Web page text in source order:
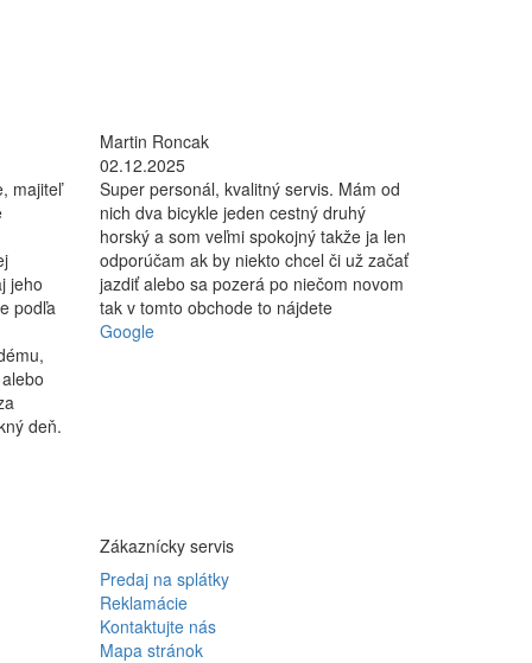
majiteľ
jeho
podľa
deň.
Martin Roncak
02.12.2025
Super personál, kvalitný servis. Mám od
nich dva bicykle jeden cestný druhý
horský a som veľmi spokojný takže ja len
odporúčam ak by niekto chcel či už začať
jazdiť alebo sa pozerá po niečom novom
tak v tomto obchode to nájdete
Google
Zákaznícky servis
Predaj na splátky
Reklamácie
Kontaktujte nás
Mapa stránok